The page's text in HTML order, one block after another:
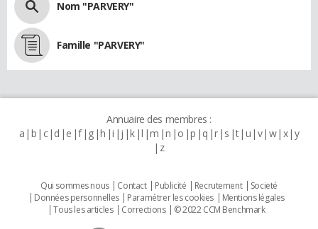
Nom "PARVERY"
Famille "PARVERY"
Annuaire des membres :
a b c d e f g h i j k l m n o p q r s t u v w x y
z
Qui sommes nous Contact Publicité Recrutement
Societé
Données personnelles
Paramétrer les cookies
Mentions légales
Tous les articles
Corrections © 2022 CCM Benchmark